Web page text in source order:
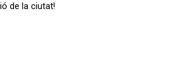
de la ciutat!